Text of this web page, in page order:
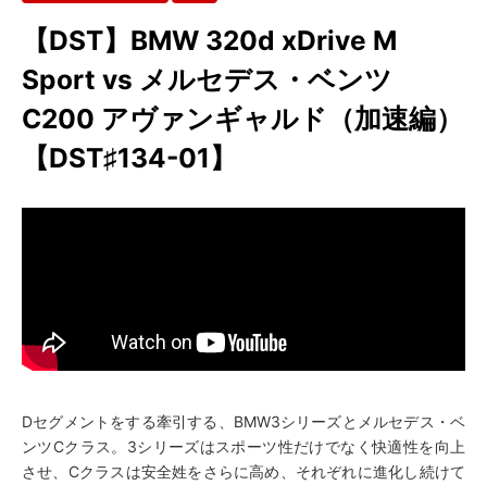
【DST】BMW 320d xDrive M
Sport vs メルセデス・ベンツ
C200 アヴァンギャルド（加速編）
【DST♯134-01】
Dセグメントをする牽引する、BMW3シリーズとメルセデス・ベ
ンツCクラス。3シリーズはスポーツ性だけでなく快適性を向上
させ、Cクラスは安全姓をさらに高め、それぞれに進化し続けて